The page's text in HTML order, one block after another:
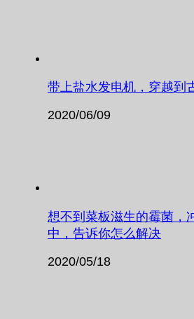
带上盐水发电机，穿越到
2020/06/09
想不到菜板滋生的霉菌，
中，告诉你怎么解决
2020/05/18